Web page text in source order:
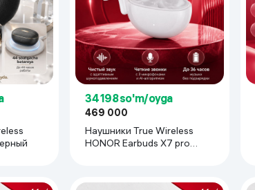
34 198 so'm/oyga
469 000
Наушники True Wireless
HONOR Earbuds X7 pro